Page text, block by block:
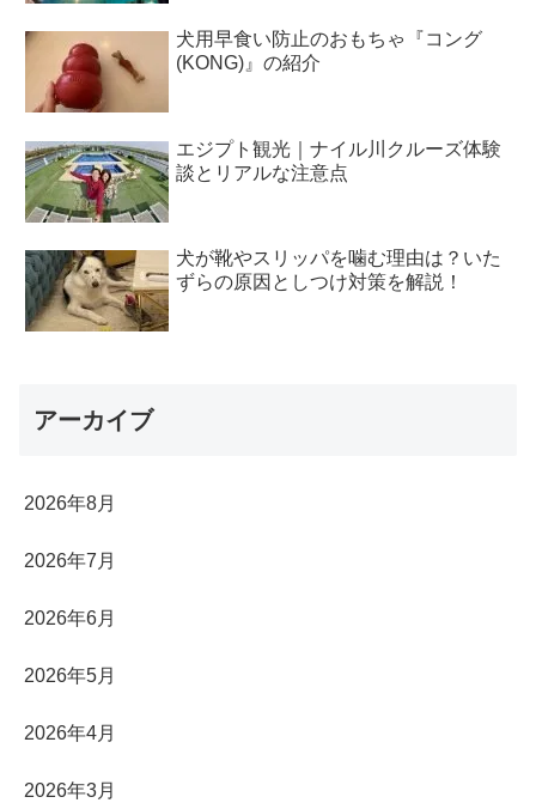
犬用早食い防止のおもちゃ『コング
(KONG)』の紹介
エジプト観光｜ナイル川クルーズ体験
談とリアルな注意点
犬が靴やスリッパを噛む理由は？いた
ずらの原因としつけ対策を解説！
アーカイブ
2026年8月
2026年7月
2026年6月
2026年5月
2026年4月
2026年3月